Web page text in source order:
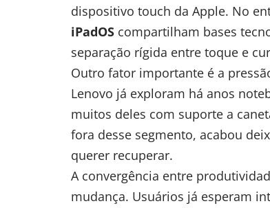
dispositivo touch da Apple. No
iPadOS compartilham bases
separação rígida entre toque e
Outro fator importante é a
Lenovo já exploram há anos
muitos deles com suporte a
fora desse segmento, acabou
querer recuperar.
A convergência entre
mudança. Usuários já esperam